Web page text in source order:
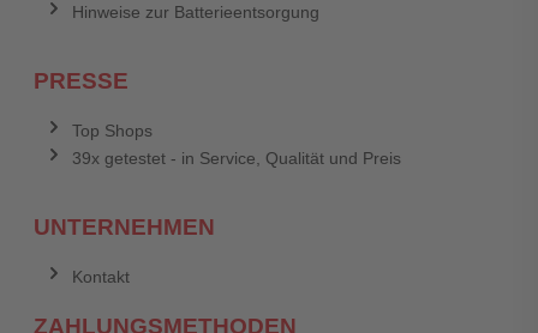
Hinweise zur Batterieentsorgung
PRESSE
Top Shops
39x getestet - in Service, Qualität und Preis
UNTERNEHMEN
Kontakt
ZAHLUNGSMETHODEN